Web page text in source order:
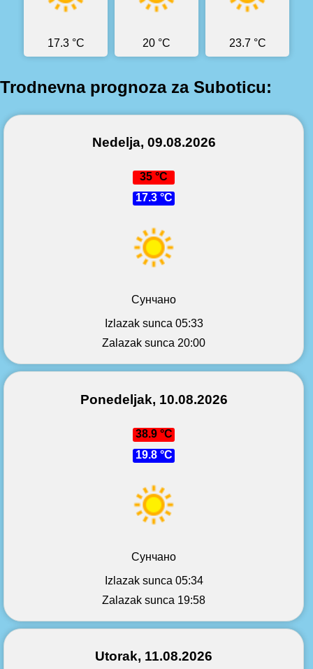
17.3 °C 20 °C 23.7 °C
Trodnevna prognoza za Suboticu:
Nedelja, 09.08.2026
35 °C
17.3 °C
Сунчано
Izlazak sunca 05:33
Zalazak sunca 20:00
Ponedeljak, 10.08.2026
38.9 °C
19.8 °C
Сунчано
Izlazak sunca 05:34
Zalazak sunca 19:58
Utorak, 11.08.2026